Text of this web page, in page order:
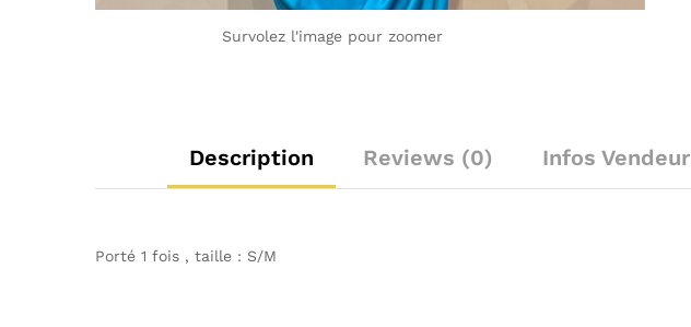
Survolez l'image pour zoomer
Description Reviews (0) Infos Vendeur
Porté 1 fois , taille : S/M